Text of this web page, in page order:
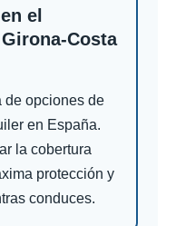
el
Costa
de opciones de
en España.
la cobertura
protección y
conduces.